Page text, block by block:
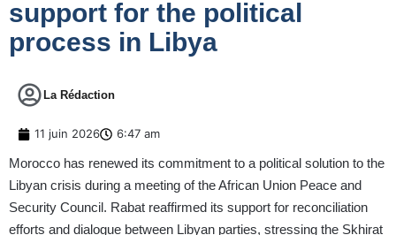
support for the political
process in Libya
La Rédaction
11 juin 2026 6:47 am
Morocco has renewed its commitment to a political solution to the
Libyan crisis during a meeting of the African Union Peace and
Security Council. Rabat reaffirmed its support for reconciliation
efforts and dialogue between Libyan parties, stressing the Skhirat